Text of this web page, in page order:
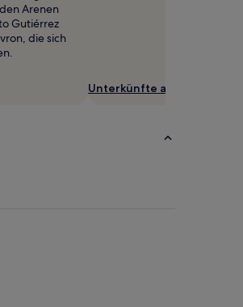
Arenen
Gutiérrez
die sich
Unterkünfte anzeigen